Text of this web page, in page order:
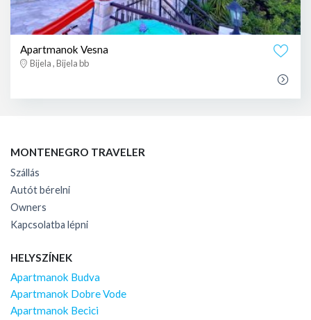
Apartmanok Vesna
Bijela , Bijela bb
MONTENEGRO TRAVELER
Szállás
Autót bérelni
Owners
Kapcsolatba lépni
HELYSZÍNEK
Apartmanok Budva
Apartmanok Dobre Vode
Apartmanok Becici